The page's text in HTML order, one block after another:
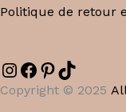
Politique de retour
https://www.instagram.com/alliancespirituelle/ Facebook Pinterest TikTok
Copyright © 2025